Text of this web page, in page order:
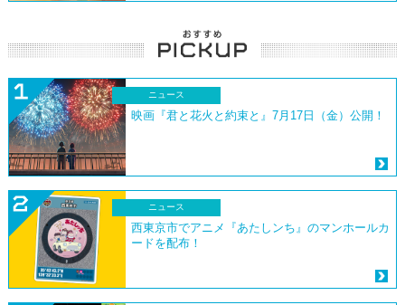
ニュース
映画『君と花火と約束と』7月17日（金）公開！
ニュース
西東京市でアニメ『あたしンち』のマンホールカ
ードを配布！